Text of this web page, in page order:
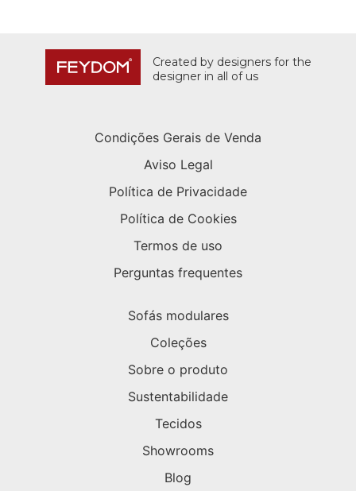
Created by designers for the
designer in all of us
Condições Gerais de Venda
Aviso Legal
Política de Privacidade
Política de Cookies
Termos de uso
Perguntas frequentes
Sofás modulares
Coleções
Sobre o produto
Sustentabilidade
Tecidos
Showrooms
Blog